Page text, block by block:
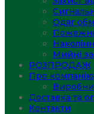
Одяг
Пожежне
Мийні
РОЗПРОДАЖ
Про компанію
Доставка та
Контакти